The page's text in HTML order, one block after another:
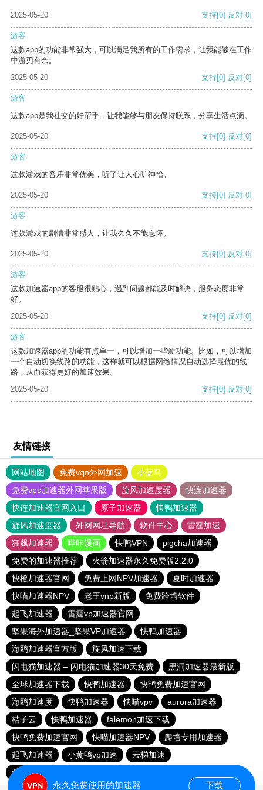
2025-05-20 支持[0] 反对[0]
游客
这款app的功能非常强大，可以满足我所有的工作需求，让我能够在工作
中游刃有余。
2025-05-20
支持[0] 反对[0]
游客
这款app是我社交的好帮手，让我能够与朋友保持联系，分享生活点滴。
2025-05-20 支持[0] 反对[0]
游客
这款游戏的音乐非常优美，听了让人心旷神怡。
2025-05-20 支持[0] 反对[0]
游客
这款游戏的剧情非常感人，让我久久不能忘怀。
2025-05-20 支持[0] 反对[0]
游客
这款加速器app的客服很贴心，遇到问题都能及时解决，服务态度非常
好。
2025-05-20
支持[0] 反对[0]
游客
这款加速器app的功能有点单一，可以增加一些新功能。比如，可以增加
一个自动切换线路的功能，这样就可以根据网络情况自动选择最优的线
路，从而获得更好的加速效果。
2025-05-20
支持[0] 反对[0]
友情链接
网站地图 免费vqn外网加速
小蓝鸟
免费vps加速器外网苹果版
旋风加速度器
快连加速器
快连加速器官网入口
原子加速器
快鸭加速器
旋风加速度器
外网网址导航 软件中心
雷霆加速
狂飙加速器
哔咔漫画 快鸭VPN
pigcha加速器
免费的加速器推荐
火箭加速器永久免费版2.2.0
快橙加速器官网
免费上网NPV加速器
夏时加速器
快喵加速器NPV
老王vnp新版
免费跨墙软件
起飞加速器
雷霆vp加速器官网
坚果海外加速器_坚果VP加速器
快鸭加速器
海鸥加速器官方版
旋风加速下载
闪电猫加速器 – 闪电猫加速器30天免费
黑洞加速器最新版
全球加速器下载
快鸭加速器
快鸭免费加速官网
海鸥加速度
快鸭加速器 快喵vpv
aurora加速器
桔子云
快鸭加速器
falemon加速下载
快鸭免费加速官网
快喵加速器NPV
爬墙专用加速器
起飞加速器
小黄鸭vp加速
云梯加速
免费全球节点加速器
永久免费使用的加速器 下载